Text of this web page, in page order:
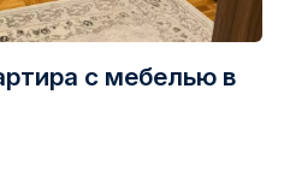
с мебелью в